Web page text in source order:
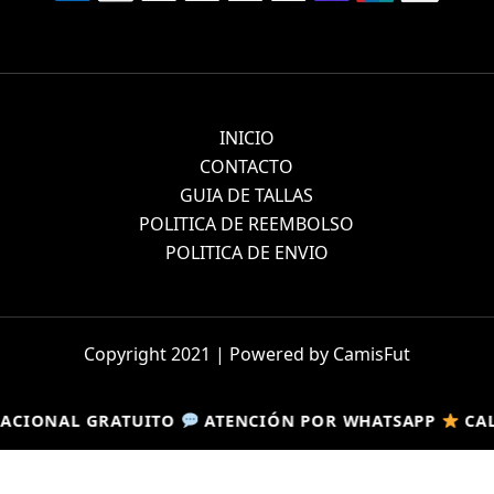
ATENCIÓN POR WHATSAPP CALIDAD TOP
ATENCIÓN POR WHATSAPP CALIDAD TOP
INICIO
CONTACTO
GUIA DE TALLAS
POLITICA DE REEMBOLSO
POLITICA DE ENVIO
Copyright 2021 | Powered by CamisFut